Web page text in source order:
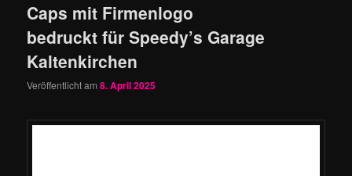
Caps mit Firmenlogo
bedruckt für Speedy’s Garage
Kaltenkirchen
Veröffentlicht am8. April 2025